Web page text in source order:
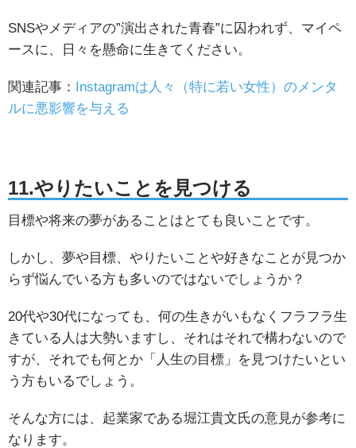
SNSやメディアの”演出された青春”に囚われず、マイペ
ースに、日々を懸命に生きてください。
関連記事： Instagramは人々（特に若い女性）のメンタ
ルに悪影響を与える
11.やりたいことを見つける
目標や将来の夢があることはとても良いことです。
しかし、夢や目標、やりたいことや好きなことが見つか
らず悩んでいる方も多いのではないでしょうか？
20代や30代になっても、何の生きがいもなくフラフラ生
きている人は大勢いますし、それはそれで構わないので
すが、それでも何とか「人生の目標」を見つけたいとい
う方もいるでしょう。
そんな方には、起業家である堀江貴文氏の意見が参考に
なります。